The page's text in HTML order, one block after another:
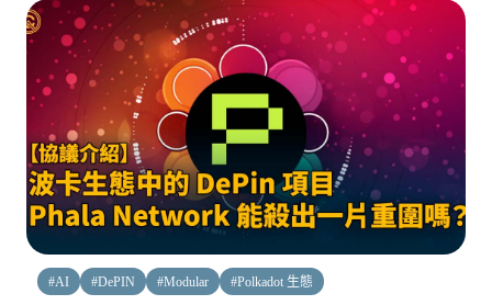
#AI #DePIN #Modular #Polkadot 生態